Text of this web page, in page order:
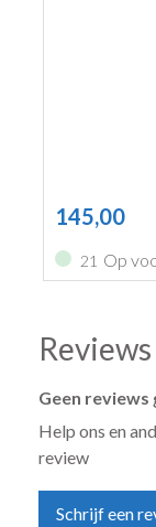
145,00
21 Op
Reviews
Geen reviews
Help ons en
review
Schrijf een